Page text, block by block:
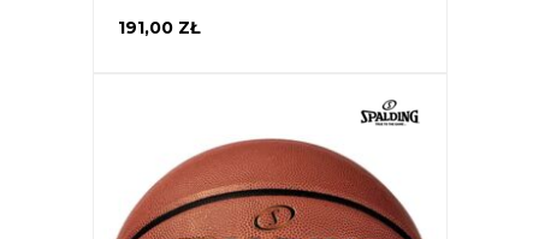
191,00 ZŁ